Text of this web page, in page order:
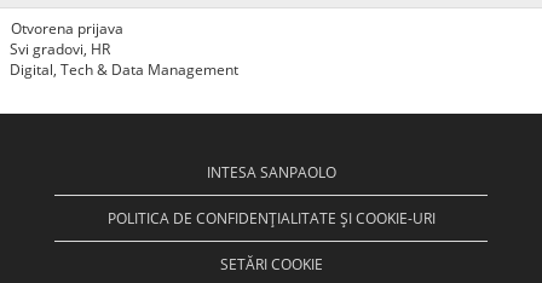
Otvorena prijava
Svi gradovi, HR
Digital, Tech & Data Management
INTESA SANPAOLO
POLITICA DE CONFIDENȚIALITATE ȘI COOKIE-URI
SETĂRI COOKIE